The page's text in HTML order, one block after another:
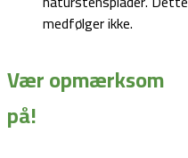
medfølger ikke.
Vær opmærksom
på!